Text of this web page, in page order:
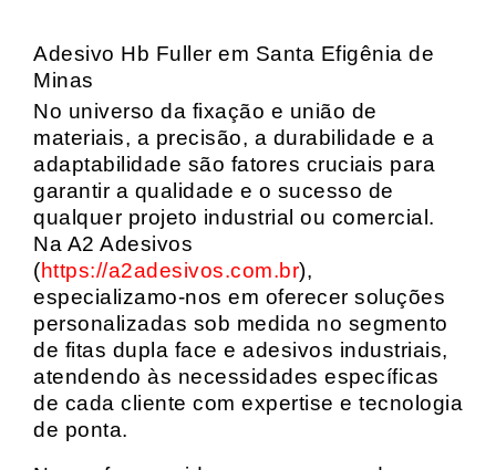
Adesivo Hb Fuller em Santa Efigênia de
Minas
No universo da fixação e união de
materiais, a precisão, a durabilidade e a
adaptabilidade são fatores cruciais para
garantir a qualidade e o sucesso de
qualquer projeto industrial ou comercial.
Na A2 Adesivos
(https://a2adesivos.com.br),
especializamo-nos em oferecer soluções
personalizadas sob medida no segmento
de fitas dupla face e adesivos industriais,
atendendo às necessidades específicas
de cada cliente com expertise e tecnologia
de ponta.